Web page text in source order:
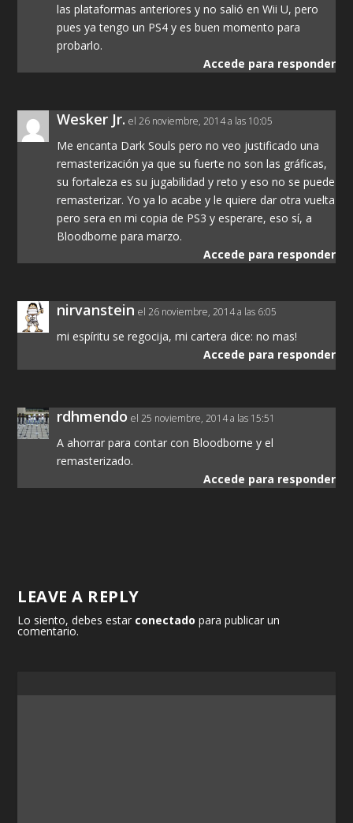
las plataformas anteriores y no salió en Wii U, pero
pues ya tengo un PS4 y es buen momento para
probarlo.
Accede para responder
Wesker Jr. el 26 noviembre, 2014 a las 10:05
Me encanta Dark Souls pero no veo justificado una
remasterización ya que su fuerte no son las gráficas,
su fortaleza es su jugabilidad y reto y eso no se puede
remasterizar. Yo ya lo acabe y le quiere dar otra vuelta
pero sera en mi copia de PS3 y esperare, eso sí, a
Bloodborne para marzo.
Accede para responder
nirvanstein el 26 noviembre, 2014 a las 6:05
mi espíritu se regocija, mi cartera dice: no mas!
Accede para responder
rdhmendo el 25 noviembre, 2014 a las 15:51
A ahorrar para contar con Bloodborne y el
remasterizado.
Accede para responder
LEAVE A REPLY
Lo siento, debes estar conectado para publicar un
comentario.